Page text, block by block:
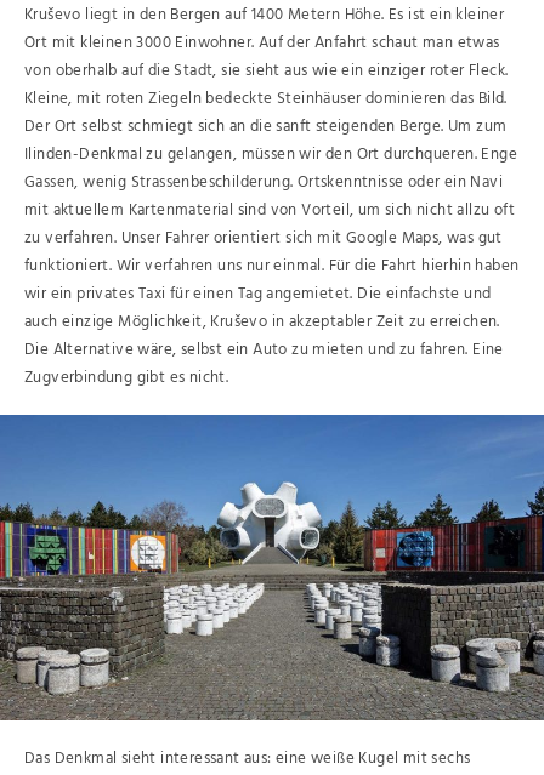
Kruševo liegt in den Bergen auf 1400 Metern Höhe. Es ist ein kleiner
Ort mit kleinen 3000 Einwohner. Auf der Anfahrt schaut man etwas
von oberhalb auf die Stadt, sie sieht aus wie ein einziger roter Fleck.
Kleine, mit roten Ziegeln bedeckte Steinhäuser dominieren das Bild.
Der Ort selbst schmiegt sich an die sanft steigenden Berge. Um zum
Ilinden-Denkmal zu gelangen, müssen wir den Ort durchqueren. Enge
Gassen, wenig Strassenbeschilderung. Ortskenntnisse oder ein Navi
mit aktuellem Kartenmaterial sind von Vorteil, um sich nicht allzu oft
zu verfahren. Unser Fahrer orientiert sich mit Google Maps, was gut
funktioniert. Wir verfahren uns nur einmal. Für die Fahrt hierhin haben
wir ein privates Taxi für einen Tag angemietet. Die einfachste und
auch einzige Möglichkeit, Kruševo in akzeptabler Zeit zu erreichen.
Die Alternative wäre, selbst ein Auto zu mieten und zu fahren. Eine
Zugverbindung gibt es nicht.
Das Denkmal sieht interessant aus: eine weiße Kugel mit sechs